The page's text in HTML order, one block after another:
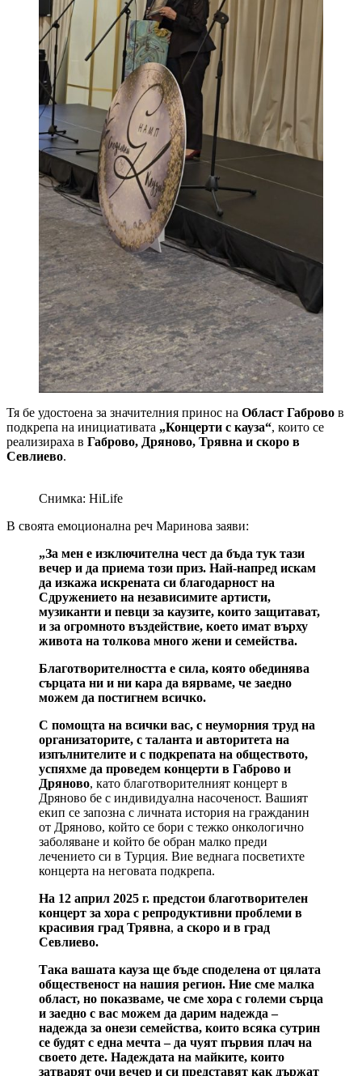
Тя бе удостоена за значителния принос на Област Габрово в
подкрепа на инициативата „Концерти с кауза“, които се
реализираха в Габрово, Дряново, Трявна и скоро в
Севлиево.
Снимка: HiLife
В своята емоционална реч Маринова заяви:
„За мен е изключителна чест да бъда тук тази
вечер и да приема този приз. Най-напред искам
да изкажа искрената си благодарност на
Сдружението на независимите артисти,
музиканти и певци за каузите, които защитават,
и за огромното въздействие, което имат върху
живота на толкова много жени и семейства.
Благотворителността е сила, която обединява
сърцата ни и ни кара да вярваме, че заедно
можем да постигнем всичко.
С помощта на всички вас, с неуморния труд на
организаторите, с таланта и авторитета на
изпълнителите и с подкрепата на обществото,
успяхме да проведем концерти в Габрово и
Дряново, като благотворителният концерт в
Дряново бе с индивидуална насоченост. Вашият
екип се запозна с личната история на гражданин
от Дряново, който се бори с тежко онкологично
заболяване и който бе обран малко преди
лечението си в Турция. Вие веднага посветихте
концерта на неговата подкрепа.
На 12 април 2025 г. предстои благотворителен
концерт за хора с репродуктивни проблеми в
красивия град Трявна, а скоро и в град
Севлиево.
Така вашата кауза ще бъде споделена от цялата
общественост на нашия регион. Ние сме малка
област, но показваме, че сме хора с големи сърца
и заедно с вас можем да дарим надежда –
надежда за онези семейства, които всяка сутрин
се будят с една мечта – да чуят първия плач на
своето дете. Надеждата на майките, които
затварят очи вечер и си представят как държат